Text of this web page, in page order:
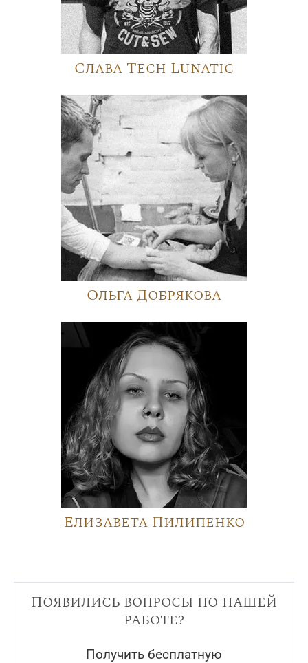
Слава Tech Lunatic
Ольга Добрякова
Елизавета Пилипенко
Появились вопросы по нашей
работе?
Получить бесплатную